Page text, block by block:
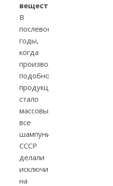
веществ
В
послевоенные
годы,
когда
производство
подобной
продукции
стало
массовым,
все
шампуни
СССР
делали
исключительно
на